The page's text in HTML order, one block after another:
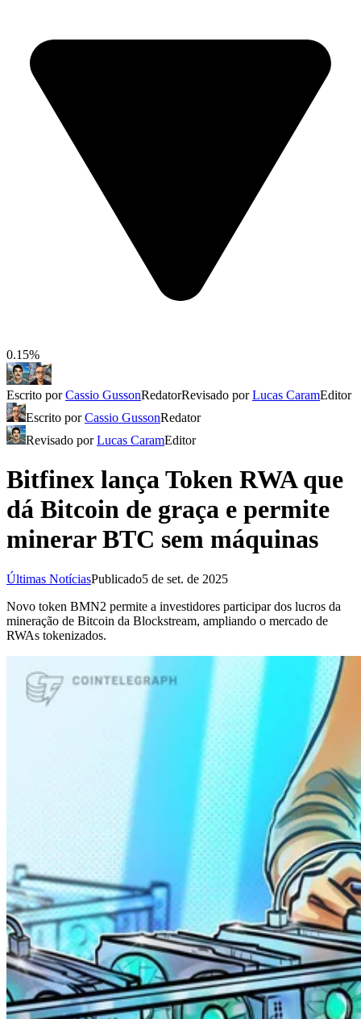
0.15%
Escrito porCassio GussonRedatorRevisado porLucas CaramEditor
Escrito porCassio GussonRedator
Revisado porLucas CaramEditor
Bitfinex lança Token RWA que
dá Bitcoin de graça e permite
minerar BTC sem máquinas
Últimas NotíciasPublicado5 de set. de 2025
Novo token BMN2 permite a investidores participar dos lucros da
mineração de Bitcoin da Blockstream, ampliando o mercado de
RWAs tokenizados.